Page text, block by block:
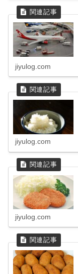
jiyulog.com
jiyulog.com
jiyulog.com